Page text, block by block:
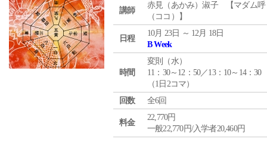
講師
赤見（あかみ）淑子 【マダム呼
（ココ）】
日程
10月 23日 ～ 12月 18日
B Week
時間
変則（水）
11：30～12：50／13：10～14：30
（1日2コマ）
回数
全6回
料金
22,770円
一般22,770円/入学者20,460円